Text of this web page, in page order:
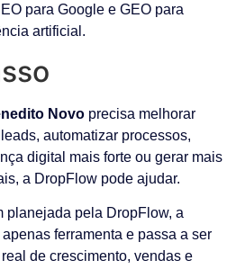
para Google e GEO para
artificial.
Novo precisa melhorar
automatizar processos,
digital mais forte ou gerar mais
a DropFlow pode ajudar.
planejada pela DropFlow, a
ferramenta e passa a ser
de crescimento, vendas e